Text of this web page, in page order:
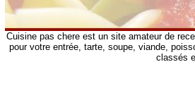
Cuisine pas chere est un site amateur de
pour votre entrée, tarte, soupe, viande,
classés